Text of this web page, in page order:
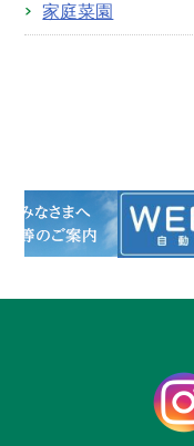
家庭菜園